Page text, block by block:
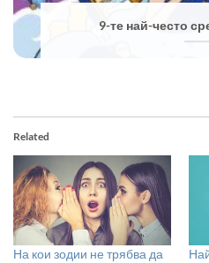
9-те най-често
Related
На кои зодии не трябва да